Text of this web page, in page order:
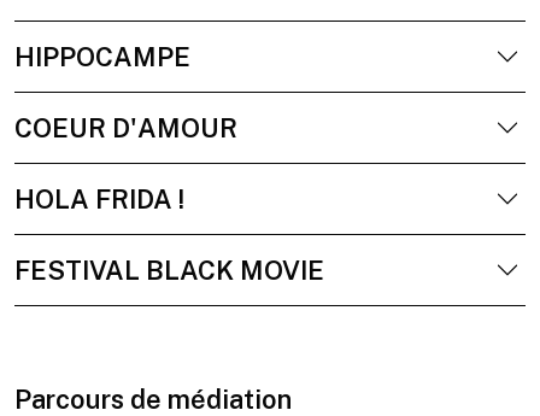
HIPPOCAMPE
COEUR D'AMOUR
HOLA FRIDA !
FESTIVAL BLACK MOVIE
Parcours de médiation